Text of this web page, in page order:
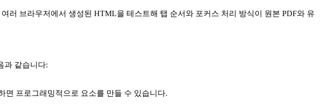
러 브라우저에서 생성된 HTML을 테스트해 탭 순서와 포커스 처리 방식이 원본 PDF와 유
과 같습니다:
면 프로그래밍적으로 요소를 만들 수 있습니다.